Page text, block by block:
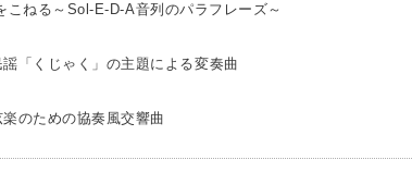
こねる～Sol-E-D-A音列のパラフレーズ～
「くじゃく」の主題による変奏曲
のための協奏風交響曲